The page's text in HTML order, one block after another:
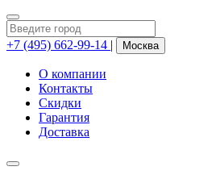
+7 (495) 662-99-14 | Москва
О компании
Контакты
Скидки
Гарантия
Доставка